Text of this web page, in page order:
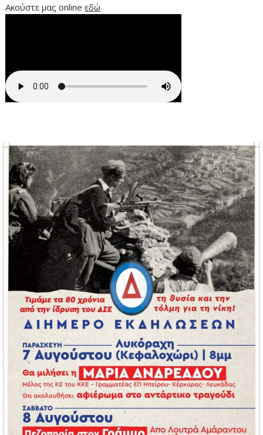
Ακούστε μας onlineεδώ